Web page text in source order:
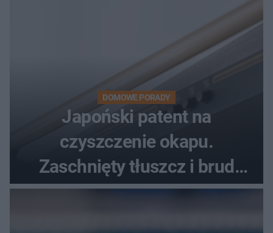
DOMOWE PORADY
Japoński patent na
czyszczenie okapu.
Zaschnięty tłuszcz i brud
znikną bez szorowania